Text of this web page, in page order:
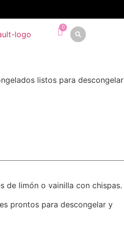
listos para descongelar
de limón o vainilla con chispas.
prontos para descongelar y